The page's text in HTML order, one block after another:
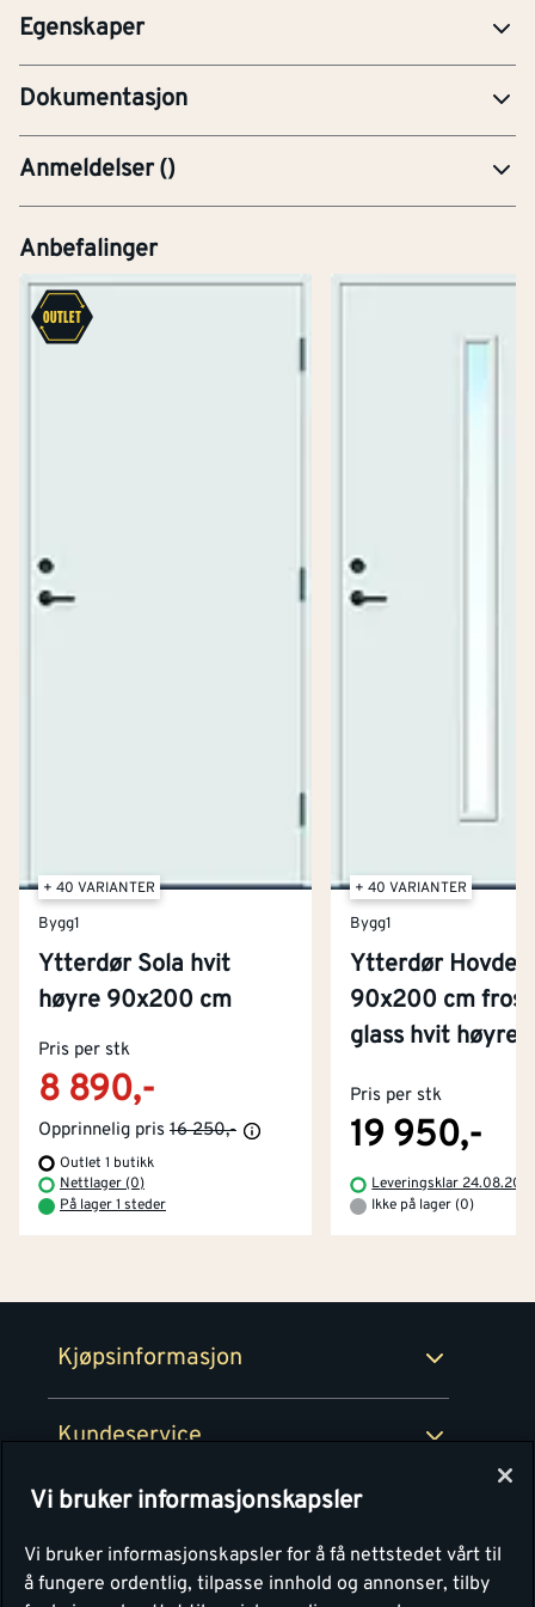
Egenskaper
Dokumentasjon
YTE-Ytelseserklæring (CE-merking)
Anmeldelser()
Anbefalinger
+ 40 VARIANTER
Bygg1
Ytterdør Sola hvit
høyre 90x200 cm
Pris per stk
8 890,-
Opprinnelig pris 16 250,-
Outlet 1 butikk
Nettlager (0)
På lager 1 steder
+ 40 VARIANTER
Bygg1
Ytterdør
90x200 cm
glass hvit høyre
Pris per stk
19 950,-
Leveringsklar
Ikke på lager (0)
Kjøpsinformasjon
Kjøpsbetingelser
Betaling
Retur- og angrerettsskjema
Kundeservice
Kontakt oss
Tjenester
Montér Klubb
Montér
Om Montér
Byggevarehus og åpningstider
Prismatch
Personvern
Vi bruker informasjonskapsler
Vi bruker informasjonskapsler for å få nettstedet vårt til
å fungere ordentlig, tilpasse innhold og annonser, tilby